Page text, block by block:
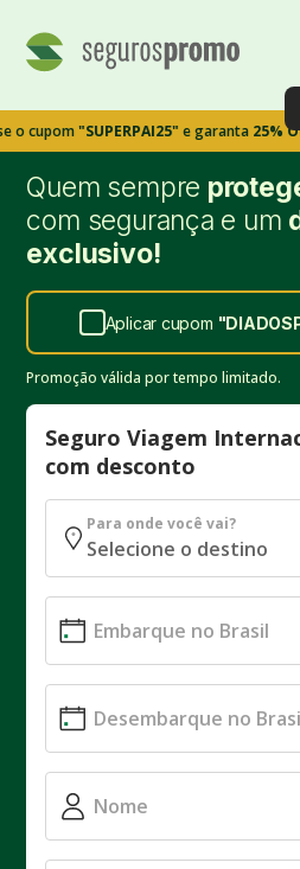
"SUPERPAI25"e garanta25% OFF!
Quem sempre
com segurança e um
exclusivo!
Aplicar cupom "
Promoção válida por tempo limitado.
Seguro Viagem
com desconto
Para onde você vai?